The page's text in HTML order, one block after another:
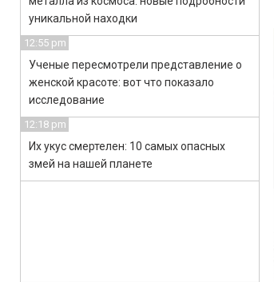
уникальной находки
12:55 pm
Ученые пересмотрели представление о
женской красоте: вот что показало
исследование
12:18 pm
Их укус смертелен: 10 самых опасных
змей на нашей планете